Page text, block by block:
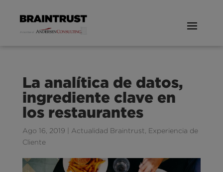
La analítica de datos,
ingrediente clave en
los restaurantes
Ago 16, 2019 Actualidad Braintrust Experiencia de
Cliente